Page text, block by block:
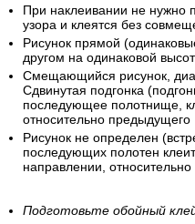
При наклеивании не нужно
узора и клеятся без
Рисунок прямой
другом на одинаковой
Смещающийся рисунок,
Сдвинутая подгонка
последующее полотнище,
относительно предыдущего
Рисунок не определен
последующих полотен
направлении,
Подготовьте обойный